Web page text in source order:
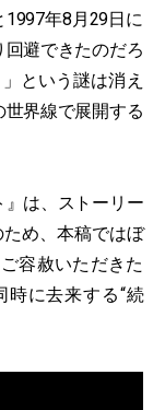
年8月29日に
避できたのだろ
という謎は消え
界線で展開する
は、ストーリー
め、本稿ではぼ
容赦いただきた
に去来する“続